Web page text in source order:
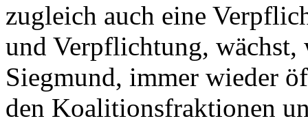
zugleich auch eine
und Verpflichtung, wächst,
Siegmund, immer wieder
den Koalitionsfraktionen